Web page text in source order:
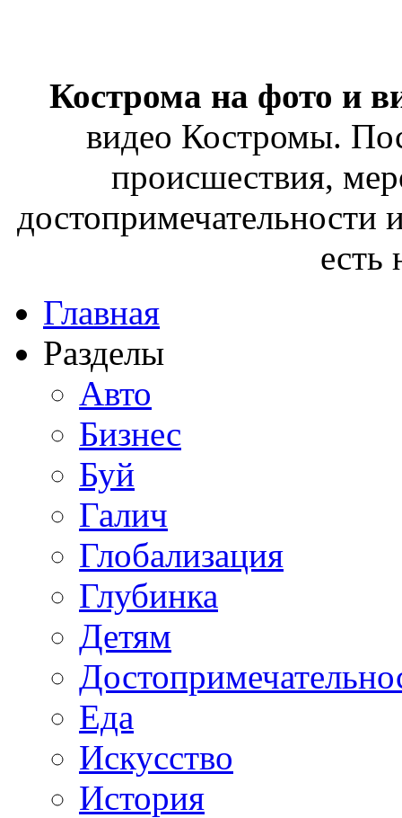
Кострома на фото и
видео Костромы.
происшествия,
достопримечательности
есть
Главная
Разделы
Авто
Бизнес
Буй
Галич
Глобализация
Глубинка
Детям
Еда
Искусство
История